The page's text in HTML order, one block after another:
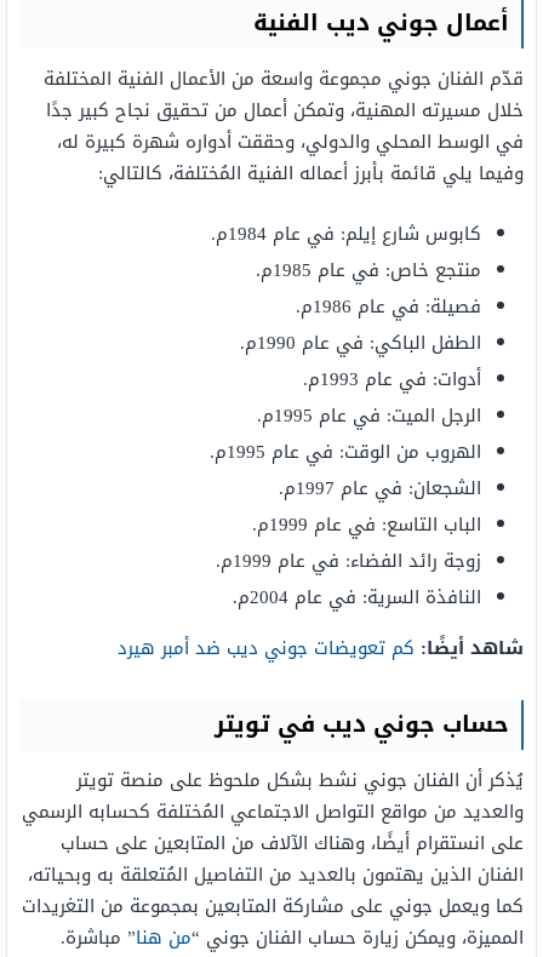
أعمال جوني ديب الفنية
قدّم الفنان جوني مجموعة واسعة من الأعمال الفنية المختلفة
خلال مسيرته المهنية، وتمكن أعمال من تحقيق نجاح كبير جدًا
في الوسط المحلي والدولي، وحققت أدواره شهرة كبيرة له،
وفيما يلي قائمة بأبرز أعماله الفنية المُختلفة، كالتالي:
كابوس شارع إيلم: في عام 1984م.
منتجع خاص: في عام 1985م.
فصيلة: في عام 1986م.
الطفل الباكي: في عام 1990م.
أدوات: في عام 1993م.
الرجل الميت: في عام 1995م.
الهروب من الوقت: في عام 1995م.
الشجعان: في عام 1997م.
الباب التاسع: في عام 1999م.
زوجة رائد الفضاء: في عام 1999م.
النافذة السرية: في عام 2004م.
شاهد أيضًا: كم تعويضات جوني ديب ضد أمبر هيرد
حساب جوني ديب في تويتر
يُذكر أن الفنان جوني نشط بشكل ملحوظ على منصة تويتر
والعديد من مواقع التواصل الاجتماعي المُختلفة كحسابه الرسمي
على انستقرام أيضًا، وهناك الآلاف من المتابعين على حساب
الفنان الذين يهتمون بالعديد من التفاصيل المُتعلقة به وبحياته،
كما ويعمل جوني على مشاركة المتابعين بمجموعة من التغريدات
المميزة، ويمكن زيارة حساب الفنان جوني “من هنا” مباشرة.